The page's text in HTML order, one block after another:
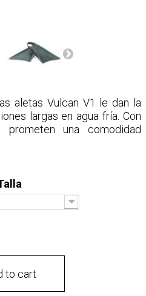
aletas Vulcan V1 le dan la
largas en agua fría. Con
una comodidad
to cart